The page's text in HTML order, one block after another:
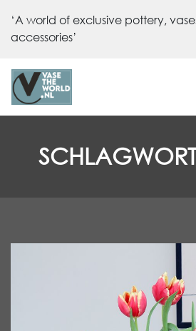
‘A world of exclusive pottery,
accessories’